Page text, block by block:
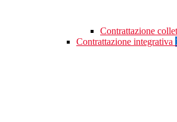
Contrattazione
Contrattazione integrativa